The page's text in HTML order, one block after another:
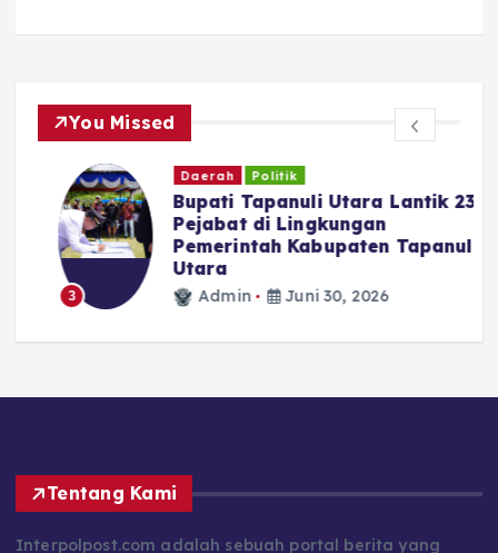
You Missed
Daerah Politik
Bupati Tapanuli Utara Lantik 23
Pejabat di Lingkungan
Pemerintah Kabupaten Tapanuli
Utara
Admin Juni 30, 2026
Tentang Kami
Interpolpost.com adalah sebuah portal berita yang